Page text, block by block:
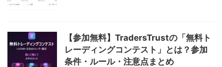
【参加無料】TradersTrustの「無料ト
レーディングコンテスト」とは？参加
条件・ルール・注意点まとめ